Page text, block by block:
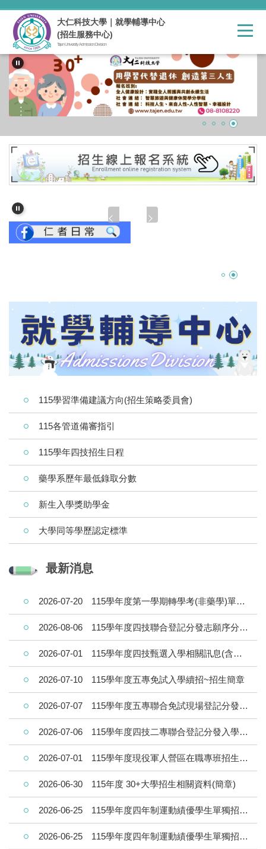
跳
主
要
內
容
區
大仁科技大學｜就學輔導中心
(招生服務中心)
Tajen University Admission Division
115學習準備建議方向(招生策略委員會)
115各管道備審指引
115學年四技招生日程
藥學系歷年最低錄取分數
新生入學獎助學金
大學同等學歷認定標準
最新消息
2026-07-20 115學年度第一學期轉學考(非藥學)單獨招生成績查詢/榜單查詢/報到須知
2026-08-06 115學年度四技聯合登記分發志願序分發結果公告
2026-07-01 115學年度四技甄選入學相關訊息(含成績查詢、正備取及登記分發查詢及報到須知)~~HOT~~
2026-07-10 115學年度五專免試入學續招~招生簡章
2026-07-07 115學年度五專聯合免試現場登記分發順位 第二次公告
2026-07-06 115學年度四技二專聯合登記分發入學招生資訊
2026-07-01 115學年度現役軍人營區在職專班招生簡章
2026-06-30 115年度 30+大學招生相關資料(簡章)
2026-06-25 115學年度四年制運動績優學生單獨招生(藥學)成績查詢/榜單查詢/報到須知
2026-06-25 115學年度四年制運動績優學生單獨招生(非藥學)成績查詢/榜單查詢/報到須知